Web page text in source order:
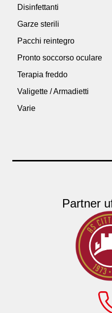
Disinfettanti
Garze sterili
Pacchi reintegro
Pronto soccorso oculare
Terapia freddo
Valigette / Armadietti
Varie
Partner